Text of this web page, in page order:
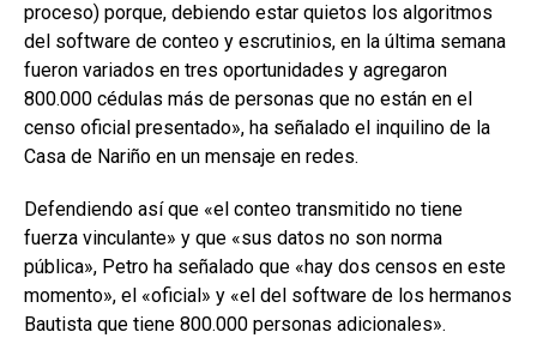
proceso) porque, debiendo estar quietos los algoritmos
del software de conteo y escrutinios, en la última semana
fueron variados en tres oportunidades y agregaron
800.000 cédulas más de personas que no están en el
censo oficial presentado», ha señalado el inquilino de la
Casa de Nariño en un mensaje en redes.
Defendiendo así que «el conteo transmitido no tiene
fuerza vinculante» y que «sus datos no son norma
pública», Petro ha señalado que «hay dos censos en este
momento», el «oficial» y «el del software de los hermanos
Bautista que tiene 800.000 personas adicionales».